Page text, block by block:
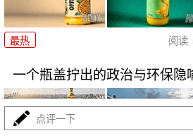
最热 阅读
一个瓶盖拧出的政治与环保隐
点评一下